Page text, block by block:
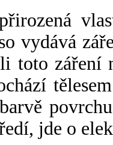
vydává
toto záření
jde o